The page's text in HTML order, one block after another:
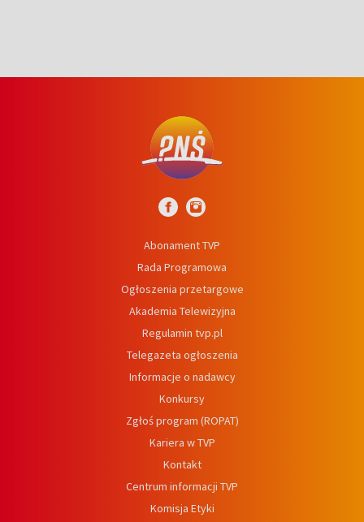
Abonament TVP
Rada Programowa
Ogłoszenia przetargowe
Akademia Telewizyjna
Regulamin tvp.pl
Telegazeta ogłoszenia
Informacje o nadawcy
Konkursy
Zgłoś program (ROPAT)
Kariera w TVP
Kontakt
Centrum informacji TVP
Komisja Etyki